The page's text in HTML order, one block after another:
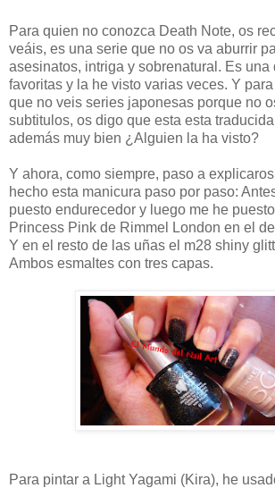
Para quien no conozca Death Note, os
veáis, es una serie que no os va aburrir
asesinatos, intriga y sobrenatural. Es una
favoritas y la he visto varias veces. Y
que no veis series japonesas porque no
subtitulos, os digo que esta esta
además muy bien ¿Alguien la ha visto?
Y ahora, como siempre, paso a
hecho esta manicura paso por paso:
puesto endurecedor y luego me he
Princess Pink de Rimmel London en el
Y en el resto de las uñas el m28 shiny
Ambos esmaltes con tres capas.
Para pintar a Light Yagami (Kira), he